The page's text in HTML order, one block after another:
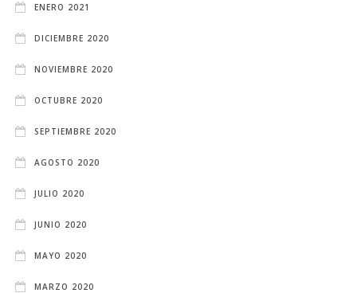
ENERO 2021
DICIEMBRE 2020
NOVIEMBRE 2020
OCTUBRE 2020
SEPTIEMBRE 2020
AGOSTO 2020
JULIO 2020
JUNIO 2020
MAYO 2020
MARZO 2020